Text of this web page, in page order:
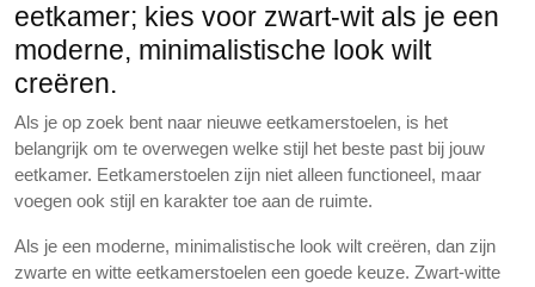
eetkamer; kies voor zwart-wit als je een
moderne, minimalistische look wilt
creëren.
Als je op zoek bent naar nieuwe eetkamerstoelen, is het
belangrijk om te overwegen welke stijl het beste past bij jouw
eetkamer. Eetkamerstoelen zijn niet alleen functioneel, maar
voegen ook stijl en karakter toe aan de ruimte.
Als je een moderne, minimalistische look wilt creëren, dan zijn
zwarte en witte eetkamerstoelen een goede keuze. Zwart-witte